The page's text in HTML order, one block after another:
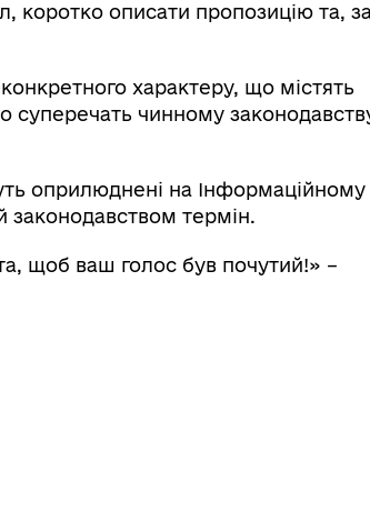
коротко описати пропозицію та,
характеру, що містять
суперечать чинному
оприлюднені на Інформаційному
законодавством термін.
щоб ваш голос був почутий!» –